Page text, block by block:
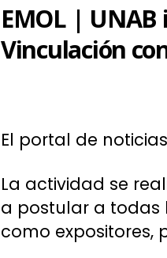
EMOL |
Vinculación
El portal de
La actividad se
a postular a todas
como expositores,